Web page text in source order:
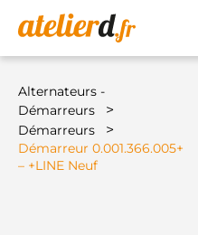
Alternateurs -
Démarreurs
>
Démarreurs >
Démarreur 0.001.366.005+
– +LINE Neuf